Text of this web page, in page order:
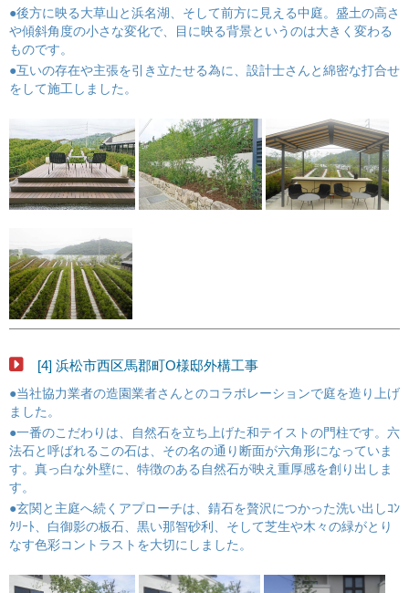
●後方に映る大草山と浜名湖、そして前方に見える中庭。盛土の高さ
や傾斜角度の小さな変化で、目に映る背景というのは大きく変わる
ものです。
●互いの存在や主張を引き立たせる為に、設計士さんと綿密な打合せ
をして施工しました。
[4] 浜松市西区馬郡町O様邸外構工事
●当社協力業者の造園業者さんとのコラボレーションで庭を造り上げ
ました。
●一番のこだわりは、自然石を立ち上げた和テイストの門柱です。六
法石と呼ばれるこの石は、その名の通り断面が六角形になっていま
す。真っ白な外壁に、特徴のある自然石が映え重厚感を創り出しま
す。
●玄関と主庭へ続くアプローチは、錆石を贅沢につかった洗い出しｺﾝ
ｸﾘｰﾄ、白御影の板石、黒い那智砂利、そして芝生や木々の緑がとり
なす色彩コントラストを大切にしました。